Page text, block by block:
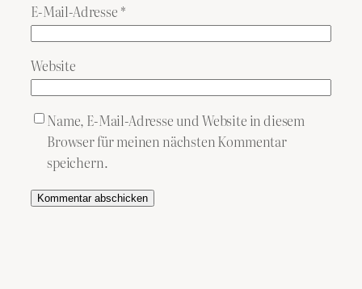
E-Mail-Adresse *
Website
Name, E-Mail-Adresse und Website in diesem
Browser für meinen nächsten Kommentar
speichern.